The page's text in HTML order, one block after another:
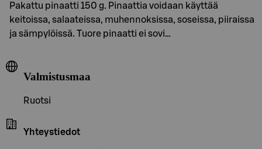
Pakattu pinaatti 150 g. Pinaattia voidaan käyttää
keitoissa, salaateissa, muhennoksissa, soseissa, piiraissa
ja sämpylöissä. Tuore pinaatti ei sovi…
Valmistusmaa
Ruotsi
Yhteystiedot